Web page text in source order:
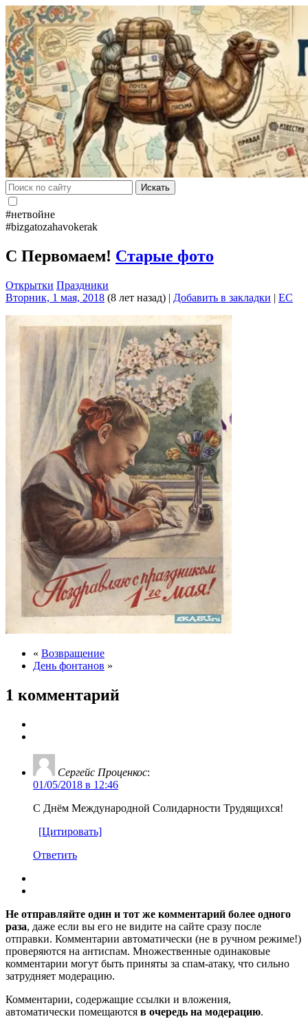
Искать
#нетвойне
#bizgatozahavokerak
C Первомаем! Старые фото
Открытки Праздники
Вторник, 1 мая, 2018 (8 лет назад) | Добавить в закладки | EC
« Возвращение
День фонтанов »
1 комментарий
Сергейс Проценкос:
01/05/2018 в 12:46
С Днём Международной Солидарности Трудящихся!
[Цитировать]
Ответить
Не отправляйте один и тот же комментарий более одного
раза, даже если вы его не видите на сайте сразу после
отправки. Комментарии автоматически (не в ручном режиме!)
проверяются на антиспам. Множественные одинаковые
комментарии могут быть приняты за спам-атаку, что сильно
затрудняет модерацию.
Комментарии, содержащие ссылки и вложения,
автоматически помещаются в очередь на модерацию.